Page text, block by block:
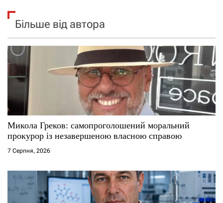
Більше від автора
Микола Греков: самопроголошений моральний
прокурор із незавершеною власною справою
7 Серпня, 2026